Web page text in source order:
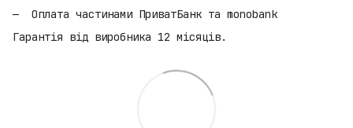
Оплата частинами ПриватБанк та monobank
Гарантія від виробника 12 місяців.